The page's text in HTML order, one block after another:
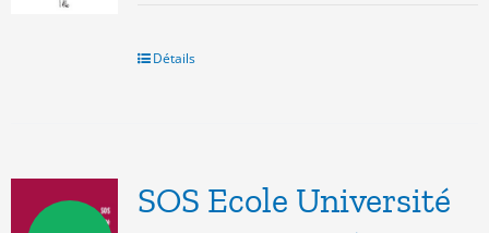
22.00€.
Détails
SOS Ecole Université